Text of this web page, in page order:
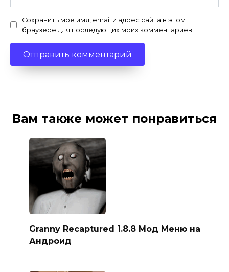
Сохранить моё имя, email и адрес сайта в этом
браузере для последующих моих комментариев.
Вам также может понравиться
Granny Recaptured 1.8.8 Мод Меню на
Андроид